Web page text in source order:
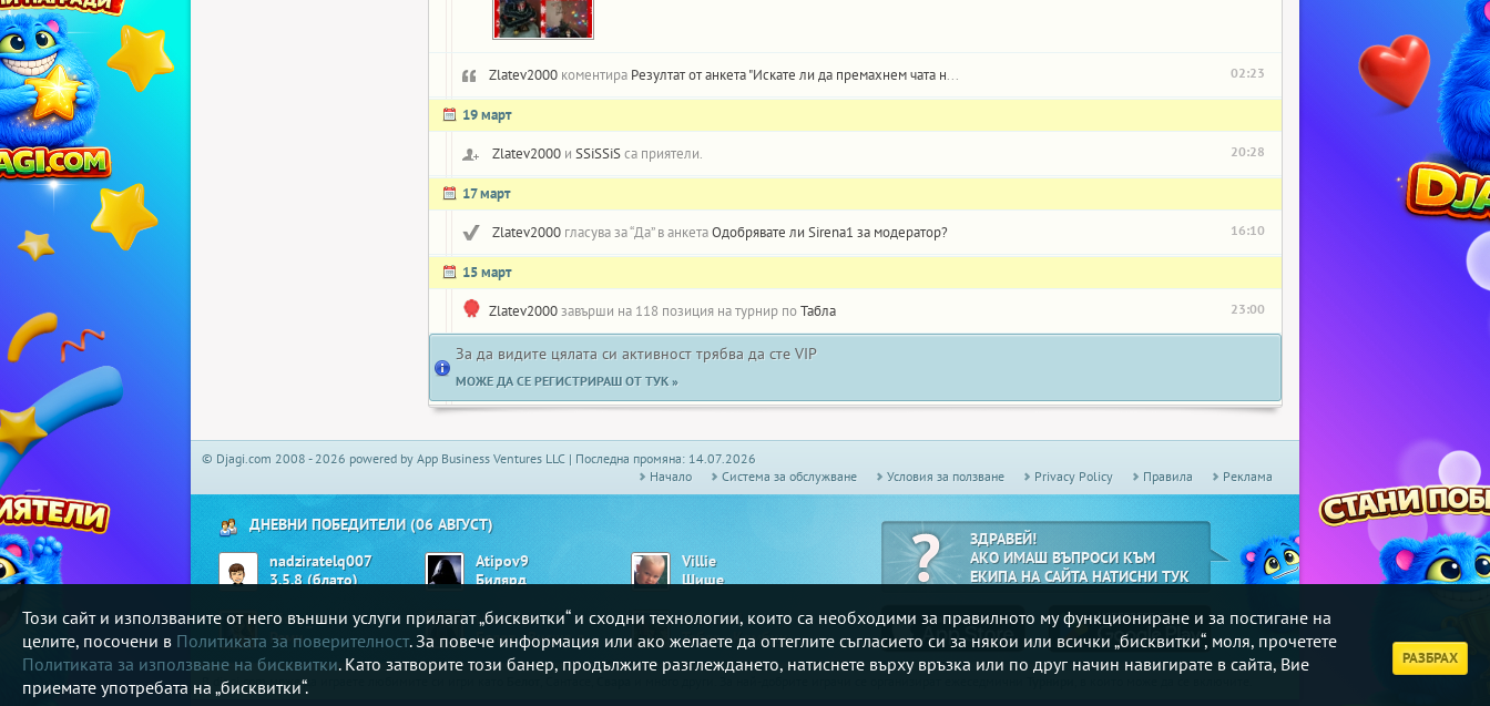
Zlatev2000 коментира Резултат от анкета "Искате ли да премахнем чата на масите" 02:23
19 март
Zlatev2000 и SSiSSiSса приятели. 20:28
17 март
Zlatev2000 гласува за “Да” в анкетаОдобрявате ли Sirena1 за модератор? 16:10
15 март
Zlatev2000завърши на 118 позиция на турнир поТабла 23:00
За да видите цялата си активност трябва да сте VIP
МОЖЕ ДА СЕ РЕГИСТРИРАШ ОТ ТУК »
Този сайт и използваните от него външни услуги прилагат „бисквитки“ и сходни технологии, които са необходими за правилното му функциониране и за постигане на
целите, посочени в Политиката за поверителност. За повече информация или ако желаете да оттеглите съгласието си за някои или всички „бисквитки“, моля, прочетете
Политиката за използване на бисквитки. Като затворите този банер, продължите разглеждането, натиснете върху връзка или по друг начин навигирате в сайта, Вие
приемате употребата на „бисквитки“.
РАЗБРАХ
© Djagi.com 2008 - 2026 powered by App Business Ventures LLC | Последна промяна: 14.07.2026
Начало
Системa за обслужване Условия за ползване Privacy Policy Правила Реклама
ДНЕВНИ ПОБЕДИТЕЛИ (06 АВГУСТ)
nadziratelq007
3.5.8 (блато)
Atipov9
Билярд
Villie
Шише
Nicky_At
Реми
Misteriya
Белот - Висша лига
Ef5dafad
Табла - Комбинирана
ЗДРАВЕЙ!
АКО ИМАШ ВЪПРОСИ КЪМ
ЕКИПА НА САЙТА НАТИСНИ ТУК
В djagi.com може да играете любимите си игри като